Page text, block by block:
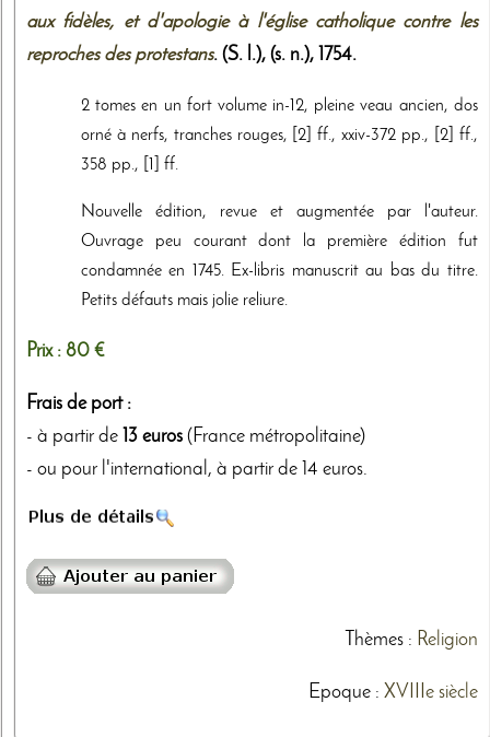
aux fidèles, et d'apologie à l'église catholique contre les
reproches des protestans. (S. l.), (s. n.), 1754.
2 tomes en un fort volume in-12, pleine veau ancien, dos
orné à nerfs, tranches rouges, [2] ff., xxiv-372 pp., [2] ff.,
358 pp., [1] ff.
Nouvelle édition, revue et augmentée par l'auteur.
Ouvrage peu courant dont la première édition fut
condamnée en 1745. Ex-libris manuscrit au bas du titre.
Petits défauts mais jolie reliure.
Prix : 80 €
Frais de port :
- à partir de 13 euros (France métropolitaine)
- ou pour l'international, à partir de 14 euros.
Thèmes: Religion
Epoque : XVIIIe siècle